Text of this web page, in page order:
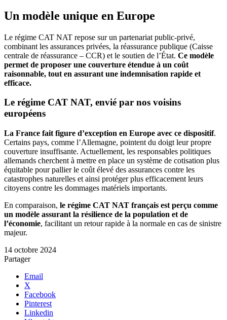
Un modèle unique en Europe
Le régime CAT NAT repose sur un partenariat public-privé,
combinant les assurances privées, la réassurance publique (Caisse
centrale de réassurance – CCR) et le soutien de l’État. Ce modèle
permet de proposer une couverture étendue à un coût
raisonnable, tout en assurant une indemnisation rapide et
efficace.
Le régime CAT NAT, envié par nos voisins
européens
La France fait figure d’exception en Europe avec ce dispositif.
Certains pays, comme l’Allemagne, pointent du doigt leur propre
couverture insuffisante. Actuellement, les responsables politiques
allemands cherchent à mettre en place un système de cotisation plus
équitable pour pallier le coût élevé des assurances contre les
catastrophes naturelles et ainsi protéger plus efficacement leurs
citoyens contre les dommages matériels importants.
En comparaison, le régime CAT NAT français est perçu comme
un modèle assurant la résilience de la population et de
l’économie, facilitant un retour rapide à la normale en cas de sinistre
majeur.
14 octobre 2024
Partager
Email
X
Facebook
Pinterest
Linkedin